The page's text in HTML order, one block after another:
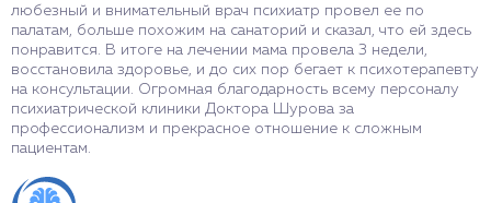
любезный и внимательный врач психиатр провел ее по
палатам, больше похожим на санаторий и сказал, что ей здесь
понравится. В итоге на лечении мама провела 3 недели,
восстановила здоровье, и до сих пор бегает к психотерапевту
на консультации. Огромная благодарность всему персоналу
психиатрической клиники Доктора Шурова за
профессионализм и прекрасное отношение к сложным
пациентам.